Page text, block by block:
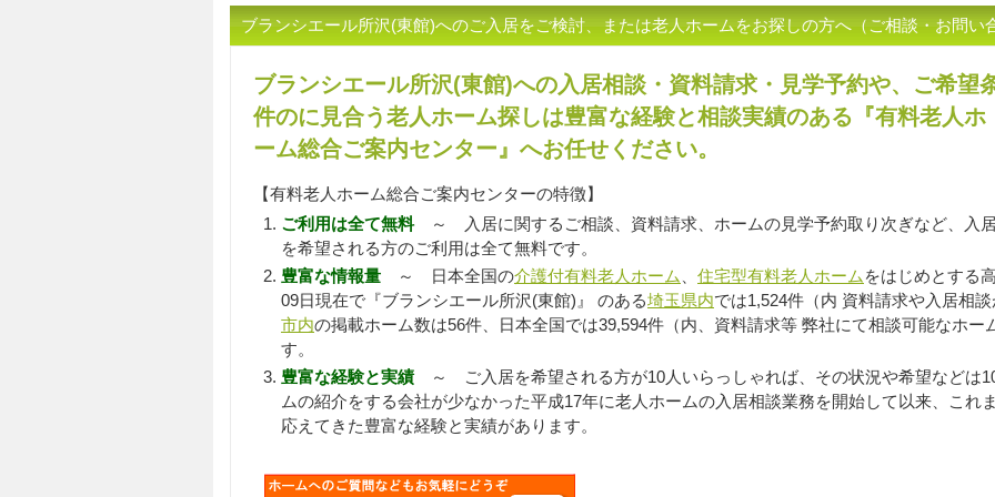
ブランシエール所沢(東館)へのご入居をご検討、または老人ホームをお探しの方へ（ご相談・お問い
ブランシエール所沢(東館)への入居相談・資料請求・見学予約や、ご希望
件のに見合う老人ホーム探しは豊富な経験と相談実績のある『有料老人ホ
ーム総合ご案内センター』へお任せください。
【有料老人ホーム総合ご案内センターの特徴】
ご利用は全て無料～ 入居に関するご相談、資料請求、ホームの見学予約取り次ぎなど、入
を希望される方のご利用は全て無料です。
豊富な情報量 ～ 日本全国の介護付有料老人ホーム 住宅型有料老人ホーム をはじめとする
09日現在で『ブランシエール所沢(東館)』 のある埼玉県内では1,524件（内 資料請求や入居相
市内の掲載ホーム数は56件、日本全国では39,594件（内、資料請求等 弊社にて相談可能なホー
す。
豊富な経験と実績～ ご入居を希望される方が10人いらっしゃれば、その状況や希望などは
ムの紹介をする会社が少なかった平成17年に老人ホームの入居相談業務を開始して以来、これ
応えてきた豊富な経験と実績があります。